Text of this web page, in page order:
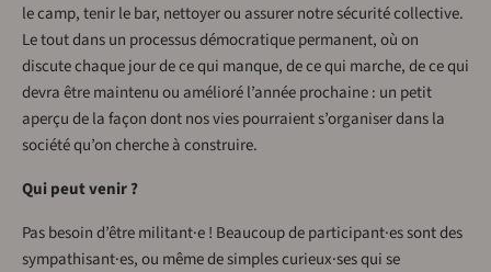
le camp, tenir le bar, nettoyer ou assurer notre sécurité collective.
Le tout dans un processus démocratique permanent, où on
discute chaque jour de ce qui manque, de ce qui marche, de ce qui
devra être maintenu ou amélioré l’année prochaine : un petit
aperçu de la façon dont nos vies pourraient s’organiser dans la
société qu’on cherche à construire.
Qui peut venir ?
Pas besoin d’être militant·e ! Beaucoup de participant·es sont des
sympathisant·es, ou même de simples curieux·ses qui se